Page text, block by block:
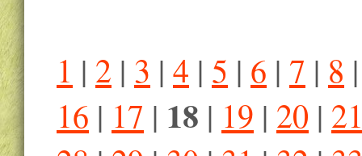
1 | 2 | 3 | 4 | 5 | 6 | 7 | 8
16 | 17 | 18 | 19 | 20 |